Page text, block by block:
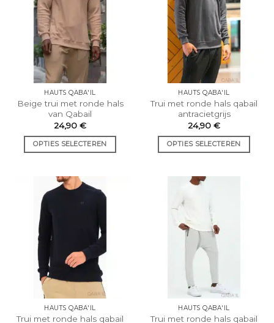
HAUTS QABA'IL
Beige trui met ronde hals
van Qabail
24,90 €
OPTIES SELECTEREN
heeft
meerdere
kunnen
worden
gekozen
de
productpagina.
HAUTS QABA'IL
Trui met ronde hals qabail
antracietgrijs
24,90 €
OPTIES SELECTEREN
heeft
varianten.
De
opties
kunnen
worden
gekozen
op
productpagina.
HAUTS QABA'IL
Trui met ronde hals qabail
HAUTS QABA'IL
Trui met ronde hals qabail